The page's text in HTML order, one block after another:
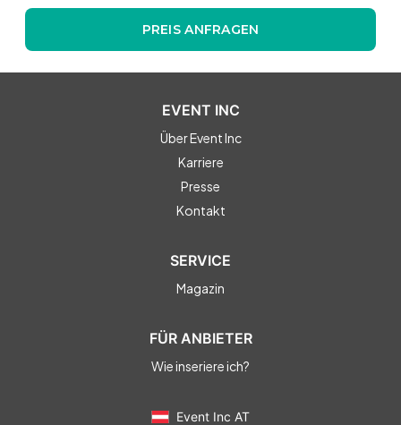
PREIS ANFRAGEN
EVENT INC
Über Event Inc
Karriere
Presse
Kontakt
SERVICE
Magazin
FÜR ANBIETER
Wie inseriere ich?
Event Inc AT